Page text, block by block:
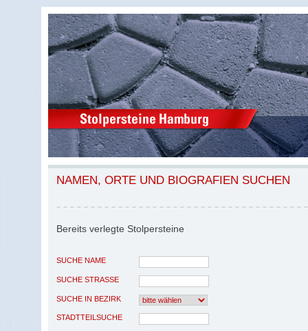
NAMEN, ORTE UND BIOGRAFIEN SUCHEN
Bereits verlegte Stolpersteine
SUCHE NAME
SUCHE STRASSE
SUCHE IN BEZIRK
STADTTEILSUCHE